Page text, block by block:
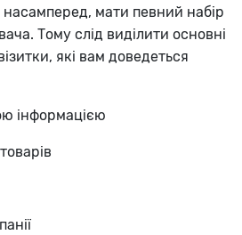
мати певний набір
Тому слід виділити основні
які вам доведеться
інформацією